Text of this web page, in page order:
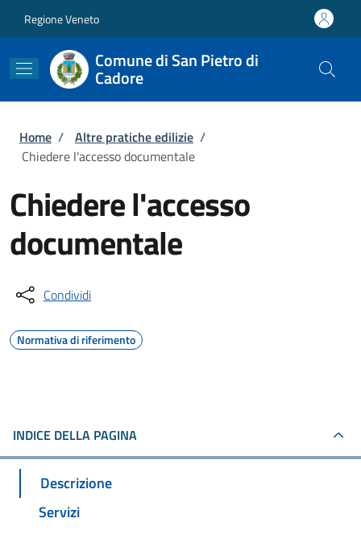
Regione Veneto
Comune di San Pietro di
Cadore
Briciole di pane
Home / Altre pratiche edilizie /
Chiedere l'accesso documentale
Chiedere l'accesso
documentale
Condividi
Normativa di riferimento
INDICE DELLA PAGINA
Descrizione
Servizi